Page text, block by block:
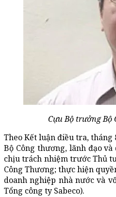
Cựu Bộ trưởng
Theo Kết luận điều tra,
Bộ Công thương, lãnh đạo
chịu trách nhiệm trước Thủ
Công Thương; thực hiện
doanh nghiệp nhà nước và
Tổng công ty Sabeco).